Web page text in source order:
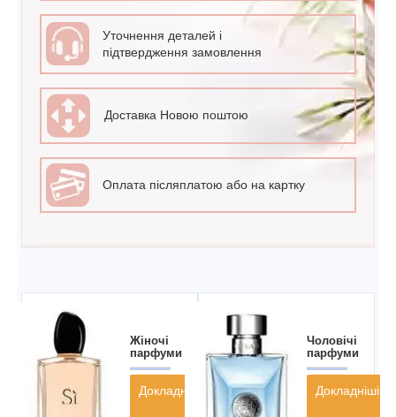
Уточнення деталей і
підтвердження замовлення
Доставка Новою поштою
Оплата післяплатою або на картку
Жіночі
парфуми
Докладніші
Чоловічі
парфуми
Докладніші